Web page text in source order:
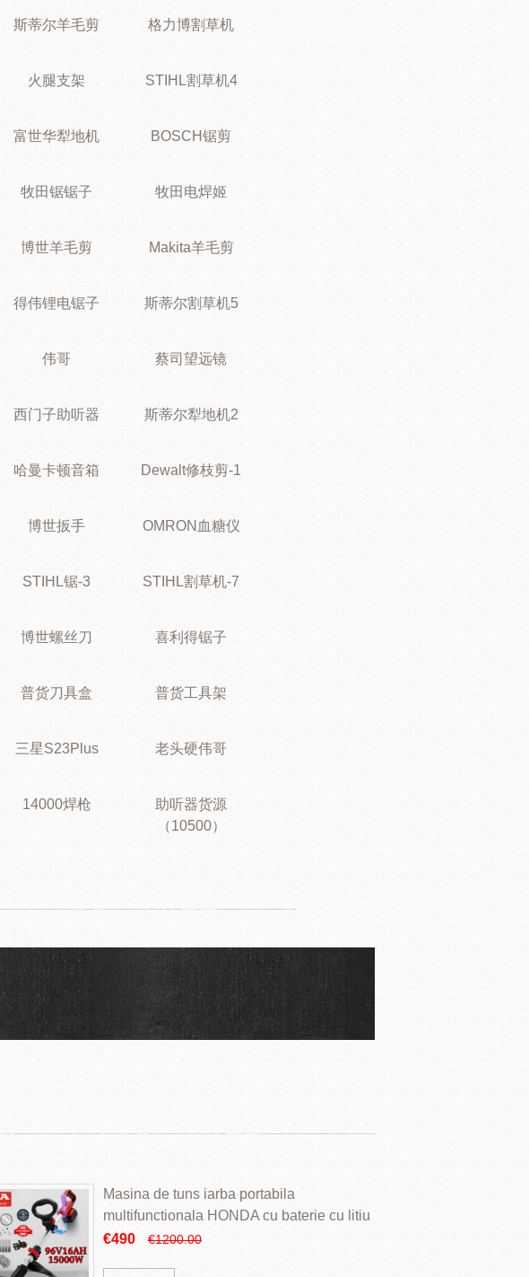
斯蒂尔羊毛剪 格力博割草机
火腿支架 STIHL割草机4
富世华犁地机 BOSCH锯剪
牧田锯锯子 牧田电焊姬
博世羊毛剪 Makita羊毛剪
得伟锂电锯子 斯蒂尔割草机5
伟哥 蔡司望远镜
西门子助听器 斯蒂尔犁地机2
哈曼卡顿音箱 Dewalt修枝剪-1
博世扳手 OMRON血糖仪
STIHL锯-3 STIHL割草机-7
博世螺丝刀 喜利得锯子
普货刀具盒 普货工具架
三星S23Plus 老头硬伟哥
14000焊枪
助听器货源
（10500）
Masina de tuns iarba portabila
multifunctionala HONDA cu baterie cu litiu
€490
€1200.00